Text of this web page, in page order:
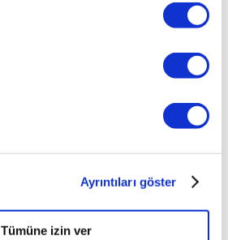
Ayrıntıları göster
Tümüne izin ver